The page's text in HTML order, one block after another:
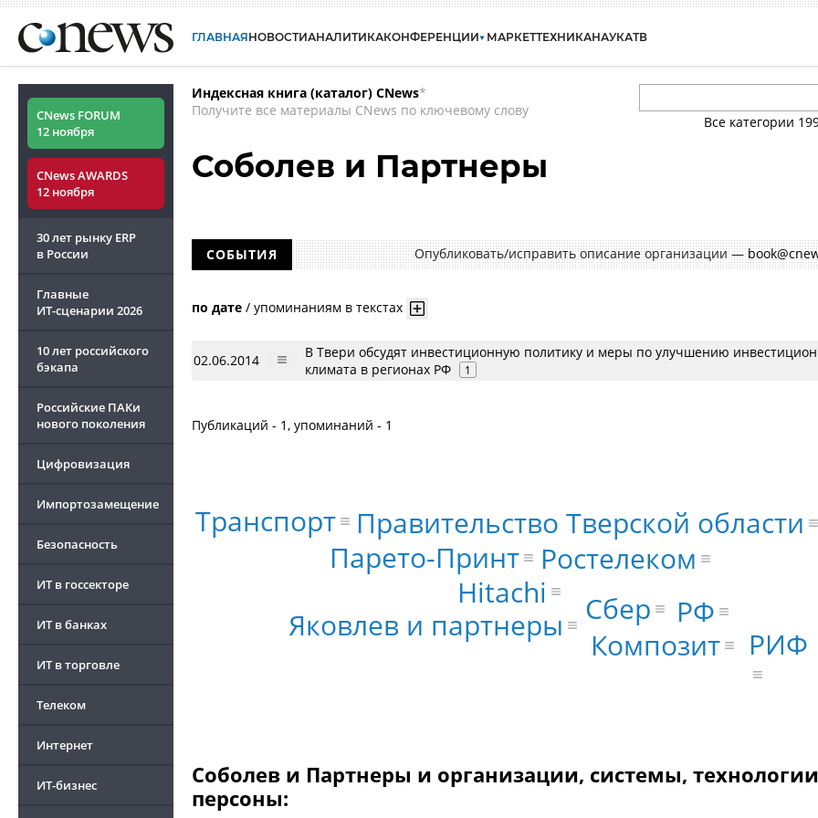
ГЛАВНАЯНОВОСТИАНАЛИТИКАКОНФЕРЕНЦИИ МАРКЕТТЕХНИКАНАУКАТВ
CNews FORUM
12 ноября
CNews AWARDS
12 ноября
30 лет рынку ERP
в России
Главные
ИТ-сценарии 2026
10 лет российского
бэкапа
Российские ПАКи
нового поколения
Цифровизация
Импортозамещение
Безопасность
ИТ в госсекторе
ИТ в банках
ИТ в торговле
Телеком
Интернет
ИТ-бизнес
Индексная книга (каталог) CNews*
Получите все материалы CNews по ключевому слову
Все категории
Соболев и Партнеры
СОБЫТИЯ Опубликовать/исправить описание организации —
по дате / упоминаниям в текстах
02.06.2014
В Твери обсудят инвестиционную политику и меры по улучшению
климата в регионах РФ
1
Публикаций - 1, упоминаний - 1
Hitachi
Ростелеком
Яковлев и партнеры
Сбер
Парето-Принт
Правительство Тверской области
Композит
РФ
Транспорт
РИФ
Соболев и Партнеры и организации, системы,
персоны: